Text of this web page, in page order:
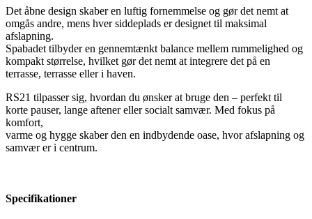
Det åbne design skaber en luftig fornemmelse og gør det nemt at
omgås andre, mens hver siddeplads er designet til maksimal
afslapning.
Spabadet tilbyder en gennemtænkt balance mellem rummelighed og
kompakt størrelse, hvilket gør det nemt at integrere det på en
terrasse, terrasse eller i haven.
RS21 tilpasser sig, hvordan du ønsker at bruge den – perfekt til
korte pauser, lange aftener eller socialt samvær. Med fokus på
komfort,
varme og hygge skaber den en indbydende oase, hvor afslapning og
samvær er i centrum.
Specifikationer